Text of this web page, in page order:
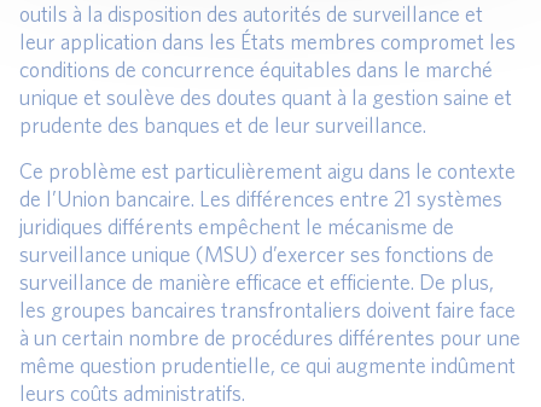
outils à la disposition des autorités de surveillance et
leur application dans les États membres compromet les
conditions de concurrence équitables dans le marché
unique et soulève des doutes quant à la gestion saine et
prudente des banques et de leur surveillance.
Ce problème est particulièrement aigu dans le contexte
de l’Union bancaire. Les différences entre 21 systèmes
juridiques différents empêchent le mécanisme de
surveillance unique (MSU) d’exercer ses fonctions de
surveillance de manière efficace et efficiente. De plus,
les groupes bancaires transfrontaliers doivent faire face
à un certain nombre de procédures différentes pour une
même question prudentielle, ce qui augmente indûment
leurs coûts administratifs.